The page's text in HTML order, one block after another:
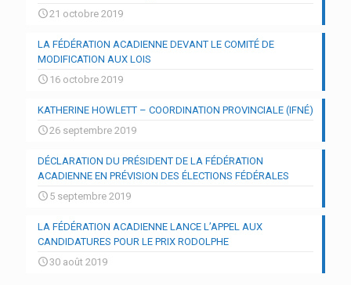
21 octobre 2019
LA FÉDÉRATION ACADIENNE DEVANT LE COMITÉ DE
MODIFICATION AUX LOIS
16 octobre 2019
KATHERINE HOWLETT – COORDINATION PROVINCIALE (IFNÉ)
26 septembre 2019
DÉCLARATION DU PRÉSIDENT DE LA FÉDÉRATION
ACADIENNE EN PRÉVISION DES ÉLECTIONS FÉDÉRALES
5 septembre 2019
LA FÉDÉRATION ACADIENNE LANCE L’APPEL AUX
CANDIDATURES POUR LE PRIX RODOLPHE
30 août 2019